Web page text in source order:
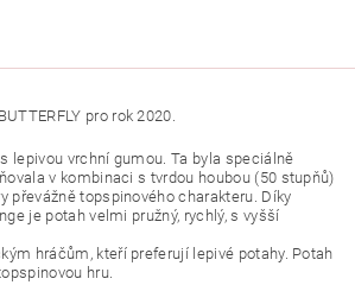
pro rok 2020.
lepivou vrchní gumou. Ta byla speciálně
v kombinaci s tvrdou houbou (50 stupňů)
převážně topspinového charakteru. Díky
je potah velmi pružný, rychlý, s vyšší
hráčům, kteří preferují lepivé potahy. Potah
hru.